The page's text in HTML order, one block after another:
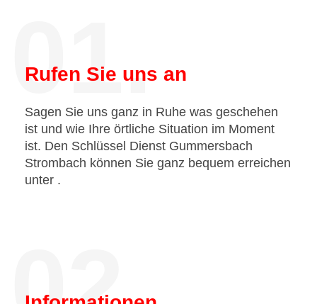
01.
Rufen Sie uns an
Sagen Sie uns ganz in Ruhe was geschehen
ist und wie Ihre örtliche Situation im Moment
ist. Den Schlüssel Dienst Gummersbach
Strombach können Sie ganz bequem erreichen
unter .